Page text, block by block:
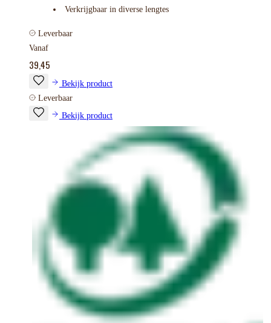
Verkrijgbaar in diverse lengtes
Leverbaar
Vanaf
39,45
Bekijk product
Leverbaar
Bekijk product